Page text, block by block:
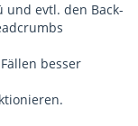
und evtl. den Back-
besser